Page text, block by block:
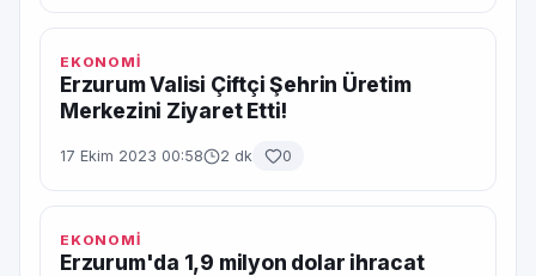
EKONOMİ
Erzurum Valisi Çiftçi Şehrin Üretim
Merkezini Ziyaret Etti!
17 Ekim 2023 00:58 2 dk 0
EKONOMİ
Erzurum'da 1,9 milyon dolar ihracat